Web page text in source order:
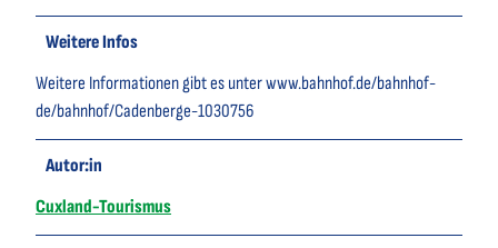
Weitere Infos
Weitere Informationen gibt es unter www.bahnhof.de/bahnhof-
de/bahnhof/Cadenberge-1030756
Autor:in
Cuxland-Tourismus